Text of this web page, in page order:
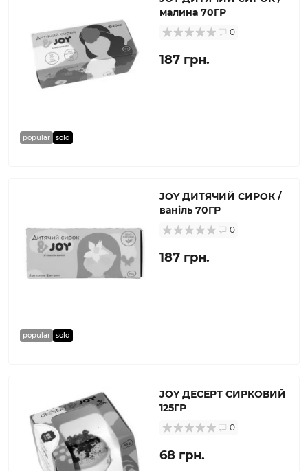
popular sold
малина 70ГР
0
187 грн.
popular sold
JOY ДИТЯЧИЙ СИРОК /
ваніль 70ГР
0
187 грн.
JOY ДЕСЕРТ СИРКОВИЙ
125ГР
0
68 грн.